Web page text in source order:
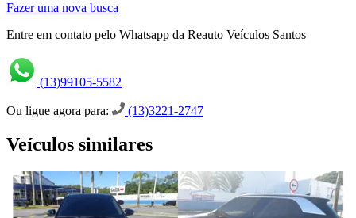
Fazer uma nova busca
Entre em contato pelo Whatsapp da Reauto Veículos Santos
(13)99105-5582
Ou ligue agora para: (13)3221-2747
Veículos similares